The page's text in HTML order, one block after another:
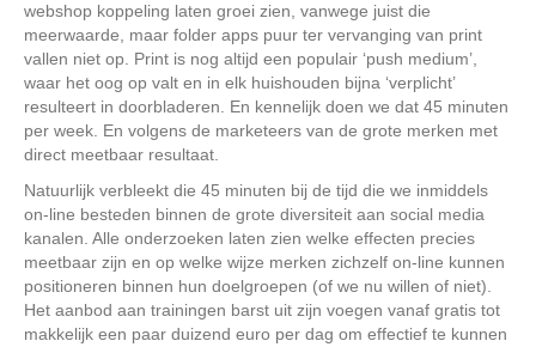
webshop koppeling laten groei zien, vanwege juist die
meerwaarde, maar folder apps puur ter vervanging van print
vallen niet op. Print is nog altijd een populair ‘push medium’,
waar het oog op valt en in elk huishouden bijna ‘verplicht’
resulteert in doorbladeren. En kennelijk doen we dat 45 minuten
per week. En volgens de marketeers van de grote merken met
direct meetbaar resultaat.
Natuurlijk verbleekt die 45 minuten bij de tijd die we inmiddels
on-line besteden binnen de grote diversiteit aan social media
kanalen. Alle onderzoeken laten zien welke effecten precies
meetbaar zijn en op welke wijze merken zichzelf on-line kunnen
positioneren binnen hun doelgroepen (of we nu willen of niet).
Het aanbod aan trainingen barst uit zijn voegen vanaf gratis tot
makkelijk een paar duizend euro per dag om effectief te kunnen